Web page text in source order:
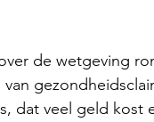
de wetgeving
dat veel geld kost